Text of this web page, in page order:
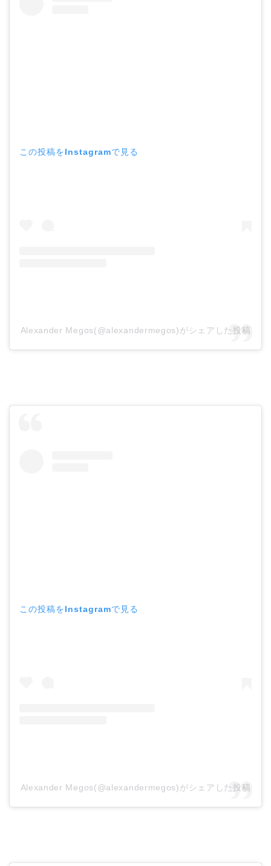
この投稿をInstagramで見る
Alexander Megos(@alexandermegos)がシェアした投稿
この投稿をInstagramで見る
Alexander Megos(@alexandermegos)がシェアした投稿